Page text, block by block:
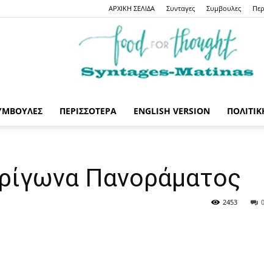
ΑΡΧΙΚΗ ΣΕΛΙΔΑ Συνταγες Συμβουλες
ΠΕΡΙΣΣΟΤΕΡΑ ENGLISH VERSION
Πανοράματος
0
2453